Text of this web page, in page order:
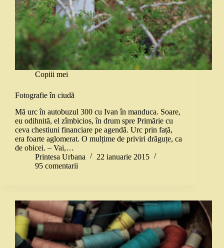
Copiii mei
Fotografie în ciudă
Mă urc în autobuzul 300 cu Ivan în manduca. Soare,
eu odihnită, el zîmbicios, în drum spre Primărie cu
ceva chestiuni financiare pe agendă. Urc prin față,
era foarte aglomerat. O mulțime de priviri drăguțe, ca
de obicei. – Vai,…
Printesa Urbana
22 ianuarie 2015
95 comentarii